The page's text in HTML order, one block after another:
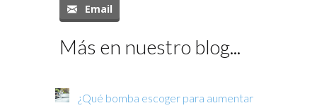
Email
Más en nuestro blog...
¿Qué bomba escoger para aumentar